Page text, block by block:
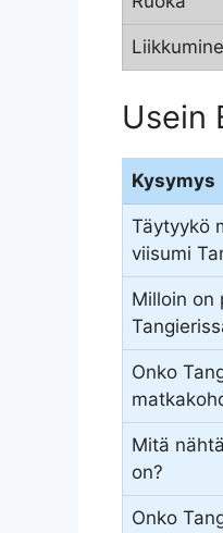
Usein
Kysymys
Täytyykö
viisumi
Milloin on
Onko
Mitä
on?
Onko